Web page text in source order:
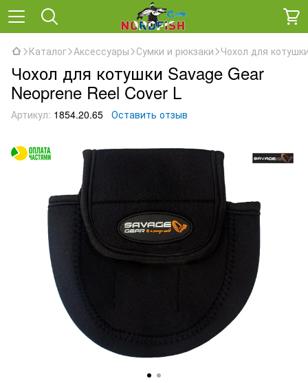
Каталог Аксессуары Сумки и рюкзаки Чохол для
Чохол для котушки Savage Gear
Neoprene Reel Cover L
Артикул: 1854.20.65 Оставить отзыв